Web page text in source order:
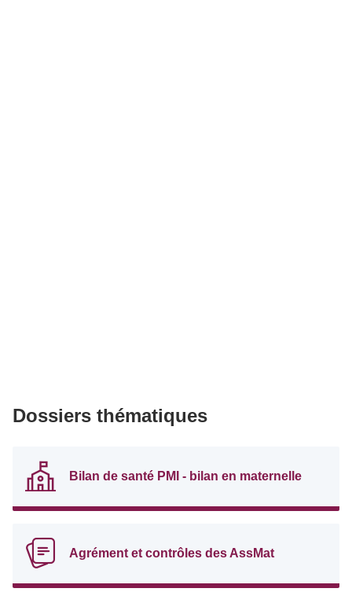
Dossiers thématiques
Bilan de santé PMI - bilan en maternelle
Agrément et contrôles des AssMat